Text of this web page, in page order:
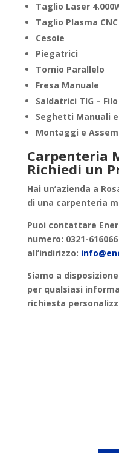
Taglio Laser
Taglio Plasma CNC
Cesoie
Piegatrici
Tornio Parallelo
Fresa Manuale
Saldatrici TIG –
Seghetti Manuali
Montaggi e
Carpenteria
Richiedi un
Hai un’azienda a
di una carpenteria
Puoi contattare
numero: 0321-
all’indirizzo:
Siamo a
per qualsiasi
richiesta